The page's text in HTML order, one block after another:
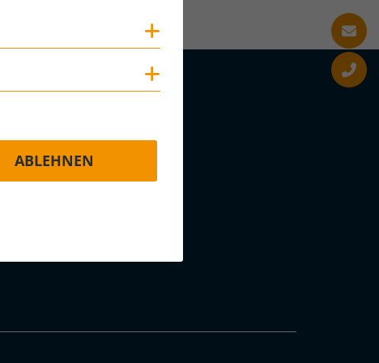
Cookies anzeigen
Cookies anzeigen
ABLEHNEN